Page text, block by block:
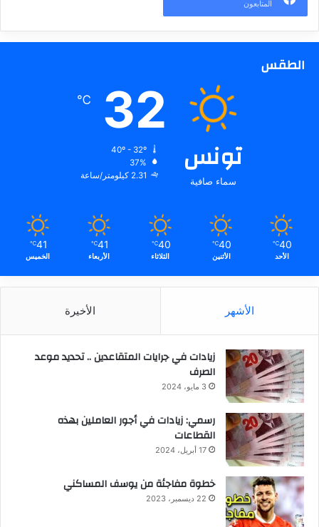
المتابعون
الطقس
تونس
سماء صافية
32
℃
37%
2.31 كيلومتر/ساعة
40
℃
الأحد
40
℃
الأثنين
40
℃
الثلاثاء
41
℃
الأربعاء
41
℃
الخميس
الأشهر الأخيرة
زيادات في جرايات المتقاعدين .. تحديد موعد
الصرف
3 مايو، 2024
رسمي: زيادات في أجور العاملين بهذه
القطاعات
17 أبريل، 2024
خطوة مفاجئة من يوسف المساكني
22 ديسمبر، 2023